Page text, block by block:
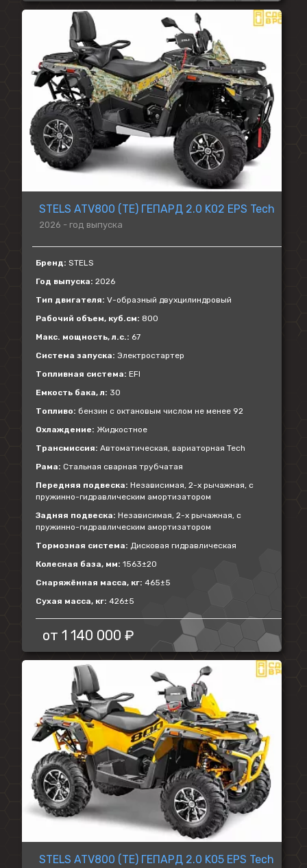
STELS ATV800 (TE) ГЕПАРД 2.0 K02 EPS Tech
2026 - год выпуска
Бренд: STELS
Год выпуска: 2026
Тип двигателя: V-образный двухцилиндровый
Рабочий объем, куб.см: 800
Макс. мощность, л.с.: 67
Система запуска: Электростартер
Топливная система: EFI
Емкость бака, л: 30
Топливо: бензин с октановым числом не менее 92
Охлаждение: Жидкостное
Трансмиссия: Автоматическая, вариаторная Tech
Рама: Стальная сварная трубчатая
Передняя подвеска: Независимая, 2-х рычажная, с
пружинно-гидравлическим амортизатором
Задняя подвеска: Независимая, 2-х рычажная, с
пружинно-гидравлическим амортизатором
Тормозная система: Дисковая гидравлическая
Колесная база, мм: 1563±20
Снаряжённая масса, кг: 465±5
Сухая масса, кг: 426±5
от 1 140 000 ₽
STELS ATV800 (TE) ГЕПАРД 2.0 K05 EPS Tech